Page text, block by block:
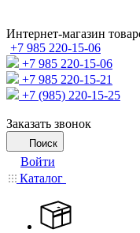
Интернет-магазин
+7 985 220-15-06
+7 985 220-15-06
+7 985 220-15-21
+7 (985) 220-15-25
Заказать звонок
Поиск
Войти
Каталог